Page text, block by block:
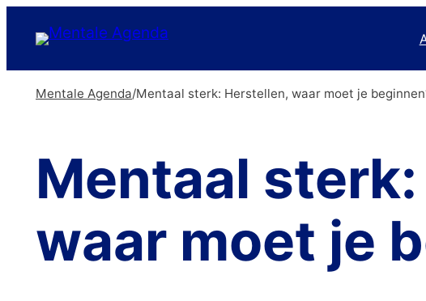
naar
de
inhoudMentale Agenda/Mentaal sterk: Herstellen, waar moet je
Mentaal
waar moet je